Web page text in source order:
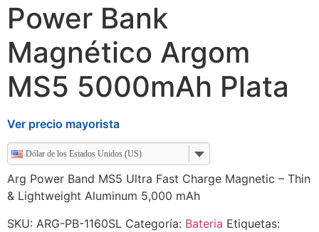
Power Bank
Magnético Argom
MS5 5000mAh Plata
Ver precio mayorista
Dólar de los Estados Unidos (US)
Arg Power Band MS5 Ultra Fast Charge Magnetic – Thin
& Lightweight Aluminum 5,000 mAh
SKU: ARG-PB-1160SL Categoría: Bateria Etiquetas: